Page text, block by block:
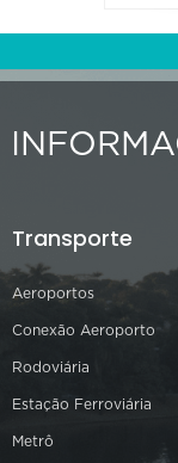
Transporte
Aeroportos
Conexão Aeroporto
Rodoviária
Estação Ferroviária
Metrô